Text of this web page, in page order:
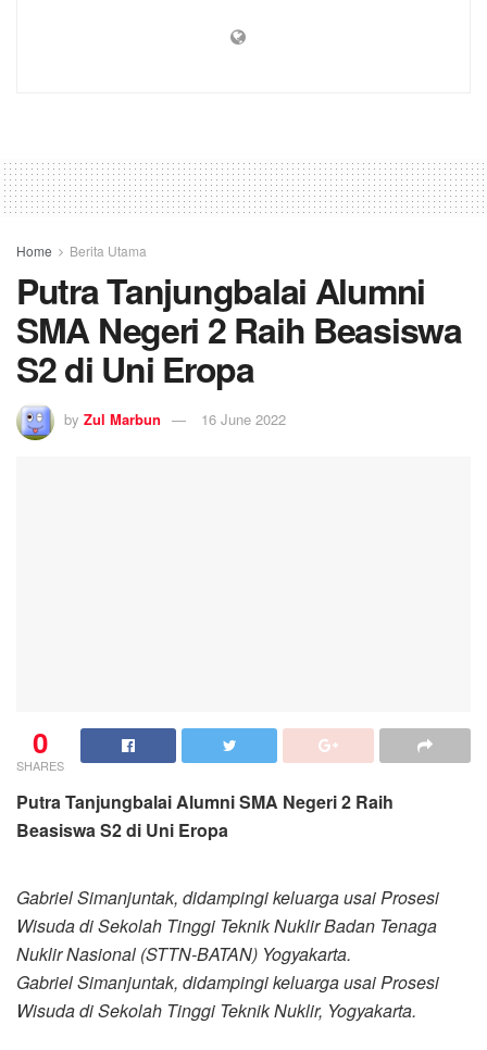
Home Berita Utama
Putra Tanjungbalai Alumni
SMA Negeri 2 Raih Beasiswa
S2 di Uni Eropa
by Zul Marbun 16 June 2022
0
SHARES
Putra Tanjungbalai Alumni SMA Negeri 2 Raih
Beasiswa S2 di Uni Eropa
Gabriel Simanjuntak, didampingi keluarga usai Prosesi
Wisuda di Sekolah Tinggi Teknik Nuklir Badan Tenaga
Nuklir Nasional (STTN-BATAN) Yogyakarta.
Gabriel Simanjuntak, didampingi keluarga usai Prosesi
Wisuda di Sekolah Tinggi Teknik Nuklir, Yogyakarta.